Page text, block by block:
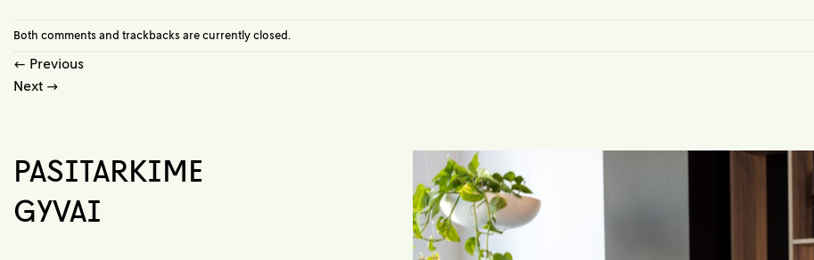
Both comments and trackbacks are currently closed.
← Previous
Next →
PASITARKIME
GYVAI